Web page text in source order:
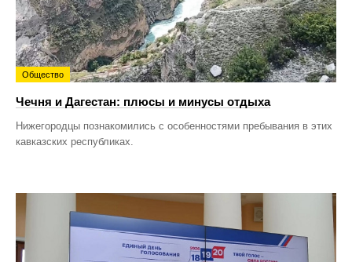
Общество
Чечня и Дагестан: плюсы и минусы отдыха
Нижегородцы познакомились с особенностями пребывания в этих
кавказских республиках.